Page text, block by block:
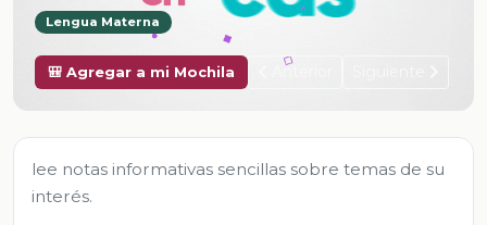
Lengua Materna
🎒 Agregar a mi Mochila Anterior
lee notas informativas sencillas sobre temas de su
interés.